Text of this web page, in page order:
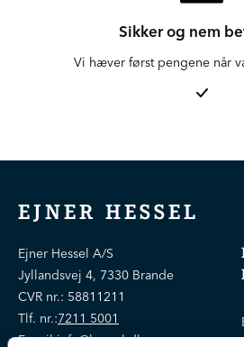
Sikker og nem
Vi hæver først pengene når
EJNER HESSEL
Ejner Hessel A/S
Jyllandsvej 4, 7330 Brande
CVR nr.: 58811211
Tlf. nr.:7211 5001
E-mail:info@hessel.dk